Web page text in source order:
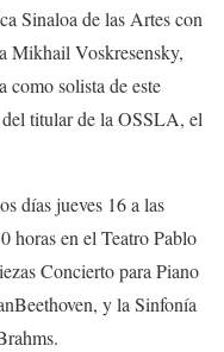
Sinaloa de las Artes con
Mikhail Voskresensky,
como solista de este
titular de la OSSLA, el
días jueves 16 a las
horas en el Teatro Pablo
Concierto para Piano
Beethoven, y la Sinfonía
.